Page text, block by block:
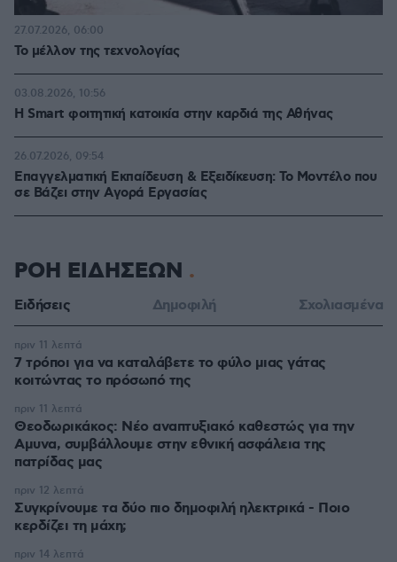
Το μέλλον της τεχνολογίας
27.07.2026, 06:00
Η Smart φοιτητική κατοικία στην καρδιά της Αθήνας
03.08.2026, 10:56
Επαγγελματική Εκπαίδευση & Εξειδίκευση: Το Mοντέλο που
σε Bάζει στην Aγορά Eργασίας
26.07.2026, 09:54
ΡΟΗ ΕΙΔΗΣΕΩΝ
Ειδήσεις Δημοφιλή Σχολιασμένα
7 τρόποι για να καταλάβετε το φύλο μιας γάτας
κοιτώντας το πρόσωπό της
πριν 11 λεπτά
Θεοδωρικάκος: Νέο αναπτυξιακό καθεστώς για την
Αμυνα, συμβάλλουμε στην εθνική ασφάλεια της
πατρίδας μας
πριν 11 λεπτά
Συγκρίνουμε τα δύο πιο δημοφιλή ηλεκτρικά - Ποιο
κερδίζει τη μάχη;
πριν 12 λεπτά
πριν 14 λεπτά